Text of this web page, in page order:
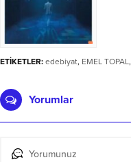
ETİKETLER: edebiyat, EMEL TOPAL,
Yorumlar